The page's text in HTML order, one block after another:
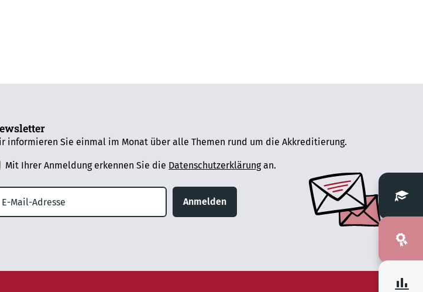
informieren Sie einmal im Monat über alle Themen rund um die Akkreditierung.
Mit Ihrer Anmeldung erkennen Sie die Datenschutzerklärungan.
Anmelden